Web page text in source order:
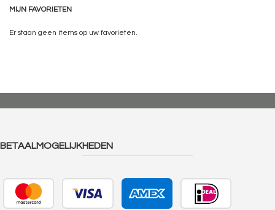
MIJN FAVORIETEN
Er staan geen items op uw favorieten.
BETAALMOGELIJKHEDEN